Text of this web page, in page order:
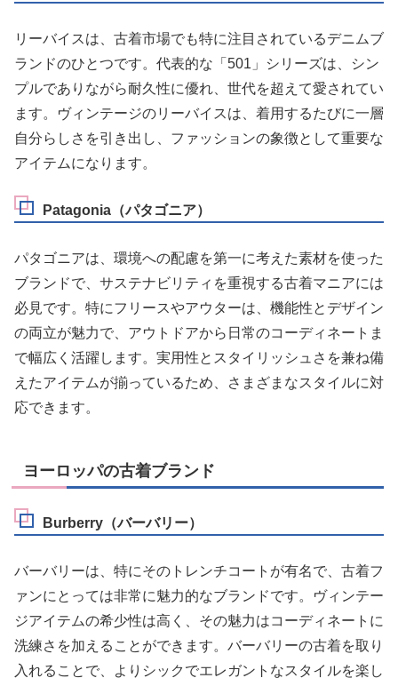
リーバイスは、古着市場でも特に注目されているデニムブ
ランドのひとつです。代表的な「501」シリーズは、シン
プルでありながら耐久性に優れ、世代を超えて愛されてい
ます。ヴィンテージのリーバイスは、着用するたびに一層
自分らしさを引き出し、ファッションの象徴として重要な
アイテムになります。
Patagonia（パタゴニア）
パタゴニアは、環境への配慮を第一に考えた素材を使った
ブランドで、サステナビリティを重視する古着マニアには
必見です。特にフリースやアウターは、機能性とデザイン
の両立が魅力で、アウトドアから日常のコーディネートま
で幅広く活躍します。実用性とスタイリッシュさを兼ね備
えたアイテムが揃っているため、さまざまなスタイルに対
応できます。
ヨーロッパの古着ブランド
Burberry（バーバリー）
バーバリーは、特にそのトレンチコートが有名で、古着フ
ァンにとっては非常に魅力的なブランドです。ヴィンテー
ジアイテムの希少性は高く、その魅力はコーディネートに
洗練さを加えることができます。バーバリーの古着を取り
入れることで、よりシックでエレガントなスタイルを楽し